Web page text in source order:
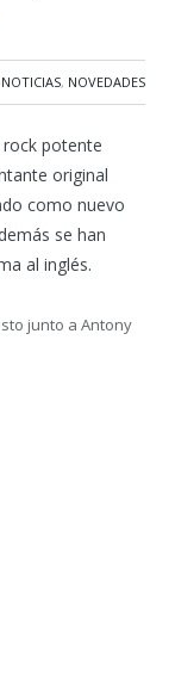
NOTICIAS, NOVEDADES
potente
original
como nuevo
se han
al inglés.
junto a Antony